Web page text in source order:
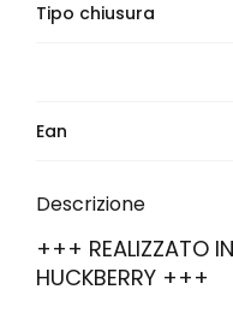
Tipo chiusura
Ean
Descrizione
+++ REALIZZATO
HUCKBERRY +++